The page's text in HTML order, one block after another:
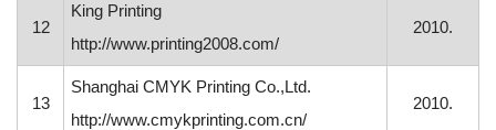
12
King Printing
http://www.printing2008.com/
2010.
13
Shanghai CMYK Printing Co.,Ltd.
http://www.cmykprinting.com.cn/
2010.